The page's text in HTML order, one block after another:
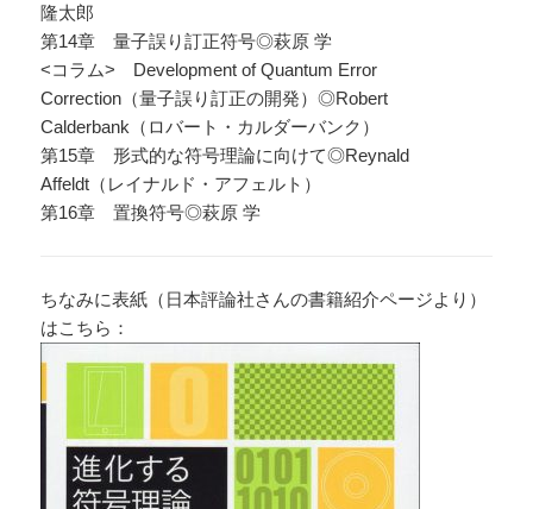
隆太郎
第14章 量子誤り訂正符号◎萩原 学
<コラム> Development of Quantum Error
Correction（量子誤り訂正の開発）◎Robert
Calderbank（ロバート・カルダーバンク）
第15章 形式的な符号理論に向けて◎Reynald
Affeldt（レイナルド・アフェルト）
第16章 置換符号◎萩原 学
ちなみに表紙（日本評論社さんの書籍紹介ページより）
はこちら：